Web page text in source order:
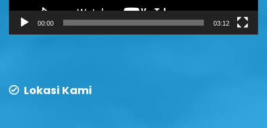
00:00 03:12
Lokasi Kami